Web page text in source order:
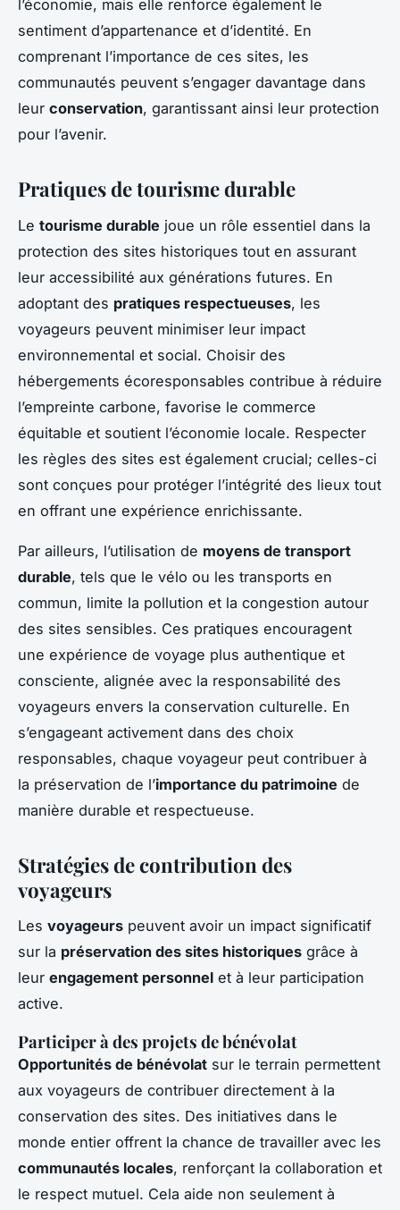
l’économie, mais elle renforce également le
sentiment d’appartenance et d’identité. En
comprenant l’importance de ces sites, les
communautés peuvent s’engager davantage dans
leur conservation, garantissant ainsi leur protection
pour l’avenir.
Pratiques de tourisme durable
Le tourisme durable joue un rôle essentiel dans la
protection des sites historiques tout en assurant
leur accessibilité aux générations futures. En
adoptant des pratiques respectueuses, les
voyageurs peuvent minimiser leur impact
environnemental et social. Choisir des
hébergements écoresponsables contribue à réduire
l’empreinte carbone, favorise le commerce
équitable et soutient l’économie locale. Respecter
les règles des sites est également crucial; celles-ci
sont conçues pour protéger l’intégrité des lieux tout
en offrant une expérience enrichissante.
Par ailleurs, l’utilisation de moyens de transport
durable, tels que le vélo ou les transports en
commun, limite la pollution et la congestion autour
des sites sensibles. Ces pratiques encouragent
une expérience de voyage plus authentique et
consciente, alignée avec la responsabilité des
voyageurs envers la conservation culturelle. En
s’engageant activement dans des choix
responsables, chaque voyageur peut contribuer à
la préservation de l’importance du patrimoine de
manière durable et respectueuse.
Stratégies de contribution des
voyageurs
Les voyageurs peuvent avoir un impact significatif
sur la préservation des sites historiques grâce à
leur engagement personnel et à leur participation
active.
Participer à des projets de bénévolat
Opportunités de bénévolat sur le terrain permettent
aux voyageurs de contribuer directement à la
conservation des sites. Des initiatives dans le
monde entier offrent la chance de travailler avec les
communautés locales, renforçant la collaboration et
le respect mutuel. Cela aide non seulement à